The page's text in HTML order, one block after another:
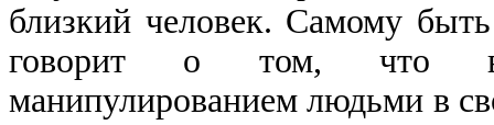
близкий человек. Самому
говорит о том, что
манипулированием людьми в